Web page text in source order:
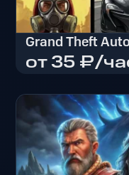
Grand Theft
от 35 ₽/